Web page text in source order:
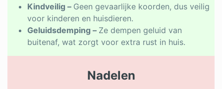
Kindveilig – Geen gevaarlijke koorden, dus veilig
voor kinderen en huisdieren.
Geluidsdemping – Ze dempen geluid van
buitenaf, wat zorgt voor extra rust in huis.
Nadelen